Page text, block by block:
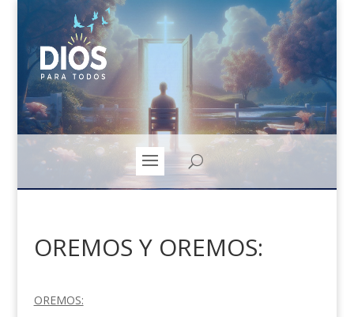
OREMOS Y OREMOS:
OREMOS: